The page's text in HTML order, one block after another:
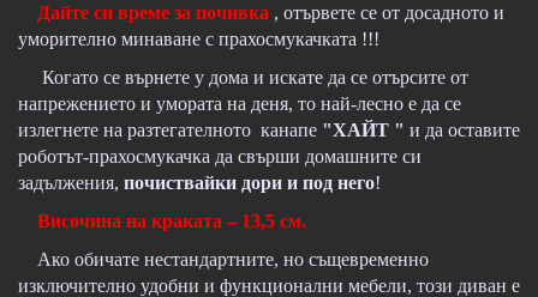
Дайте си време за почивка , отървете се от досадното и
уморително минаване с прахосмукачката !!!
Когато се върнете у дома и искате да се отърсите от
напрежението и умората на деня, то най-лесно е да се
излегнете на разтегателното канапе "ХАЙТ " и да оставите
роботът-прахосмукачка да свърши домашните си
задължения, почиствайки дори и под него!
Височина на краката – 13,5 см.
Ако обичате нестандартните, но същевременно
изключително удобни и функционални мебели, този диван е